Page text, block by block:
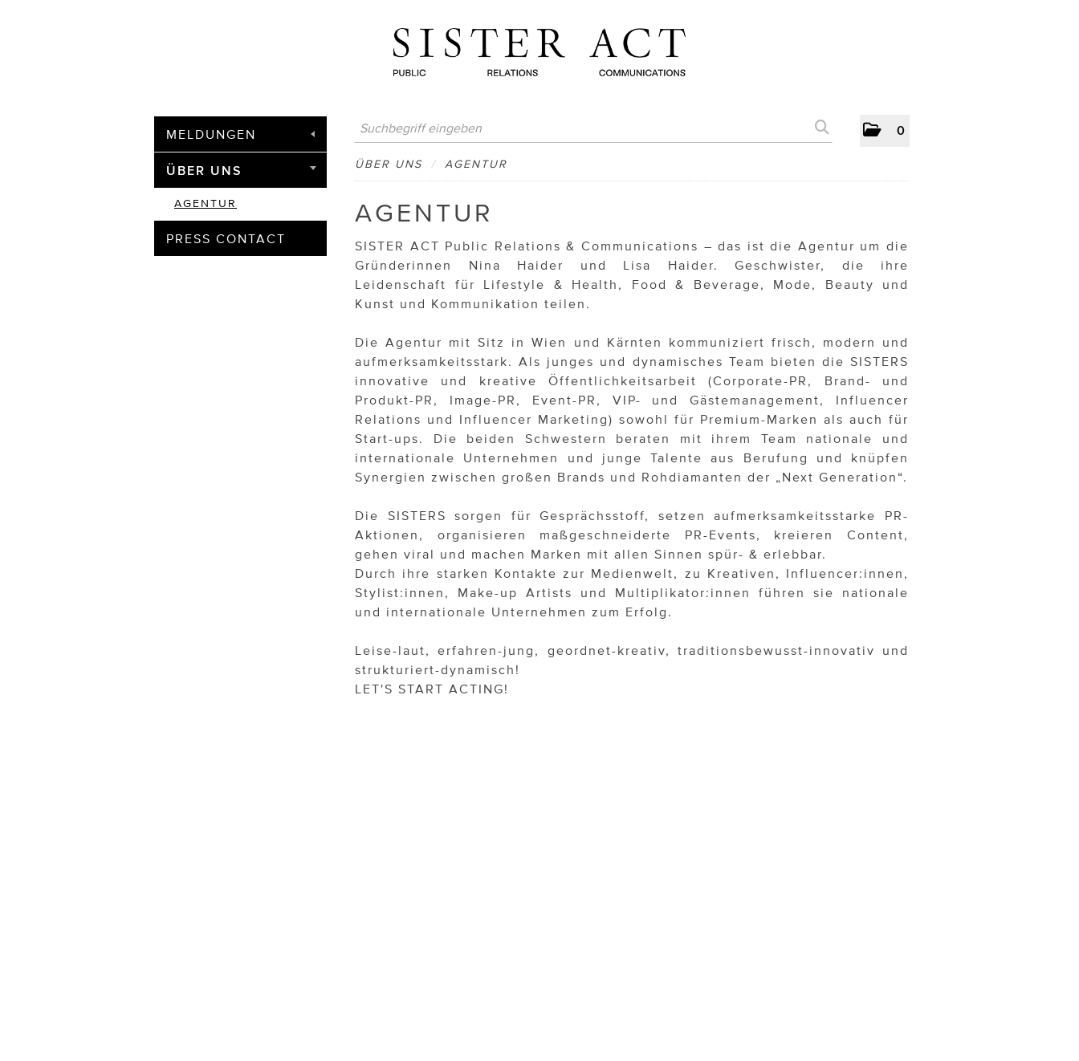
0
MELDUNGEN
ÜBER UNS
AGENTUR
PRESS CONTACT
ÜBER UNS / AGENTUR
AGENTUR
SISTER ACT Public Relations & Communications – das ist die Agentur um die
Gründerinnen Nina Haider und Lisa Haider. Geschwister, die ihre
Leidenschaft für Lifestyle & Health, Food & Beverage, Mode, Beauty und
Kunst und Kommunikation teilen.
Die Agentur mit Sitz in Wien und Kärnten kommuniziert frisch, modern und
aufmerksamkeitsstark. Als junges und dynamisches Team bieten die SISTERS
innovative und kreative Öffentlichkeitsarbeit (Corporate-PR, Brand- und
Produkt-PR, Image-PR, Event-PR, VIP- und Gästemanagement, Influencer
Relations und Influencer Marketing) sowohl für Premium-Marken als auch für
Start-ups. Die beiden Schwestern beraten mit ihrem Team nationale und
internationale Unternehmen und junge Talente aus Berufung und knüpfen
Synergien zwischen großen Brands und Rohdiamanten der „Next Generation“.
Die SISTERS sorgen für Gesprächsstoff, setzen aufmerksamkeitsstarke PR-
Aktionen, organisieren maßgeschneiderte PR-Events, kreieren Content,
gehen viral und machen Marken mit allen Sinnen spür- & erlebbar.
Durch ihre starken Kontakte zur Medienwelt, zu Kreativen, Influencer:innen,
Stylist:innen, Make-up Artists und Multiplikator:innen führen sie nationale
und internationale Unternehmen zum Erfolg.
Leise-laut, erfahren-jung, geordnet-kreativ, traditionsbewusst-innovativ und
strukturiert-dynamisch!
LET'S START ACTING!